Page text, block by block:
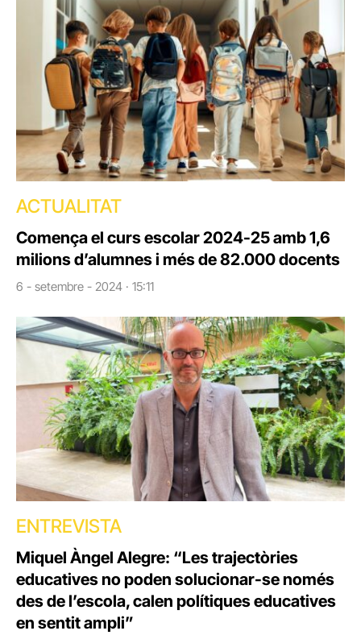
ACTUALITAT
Comença el curs escolar 2024-25 amb 1,6
milions d’alumnes i més de 82.000 docents
6 - setembre - 2024 · 15:11
ENTREVISTA
Miquel Àngel Alegre: “Les trajectòries
educatives no poden solucionar-se només
des de l’escola, calen polítiques educatives
en sentit ampli”